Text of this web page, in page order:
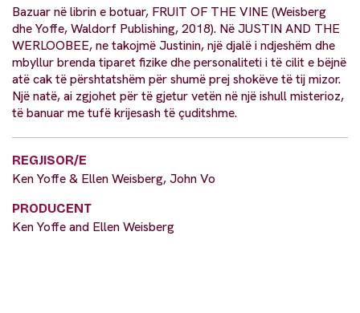
Bazuar në librin e botuar, FRUIT OF THE VINE (Weisberg
dhe Yoffe, Waldorf Publishing, 2018). Në JUSTIN AND THE
WERLOOBEE, ne takojmë Justinin, një djalë i ndjeshëm dhe
mbyllur brenda tiparet fizike dhe personaliteti i të cilit e bëjnë
atë cak të përshtatshëm për shumë prej shokëve të tij mizor.
Një natë, ai zgjohet për të gjetur vetën në një ishull misterioz,
të banuar me tufë krijesash të çuditshme.
REGJISOR/E
Ken Yoffe & Ellen Weisberg, John Vo
PRODUCENT
Ken Yoffe and Ellen Weisberg